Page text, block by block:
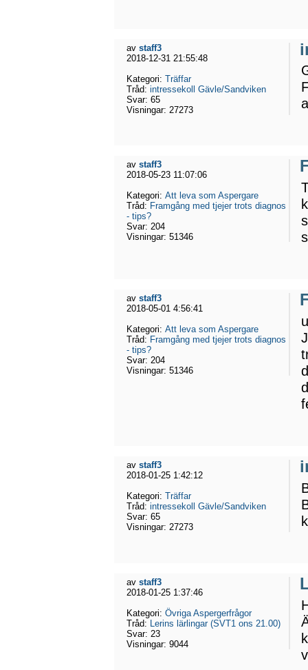
av staff3
2018-12-31 21:55:48
Kategori: Träffar
Tråd: intressekoll Gävle/Sandviken
Svar: 65
Visningar: 27273
av staff3
2018-05-23 11:07:06
Kategori: Att leva som Aspergare
Tråd: Framgång med tjejer trots diagnos
- tips?
Svar: 204
Visningar: 51346
av staff3
2018-05-01 4:56:41
Kategori: Att leva som Aspergare
Tråd: Framgång med tjejer trots diagnos
- tips?
Svar: 204
Visningar: 51346
av staff3
2018-01-25 1:42:12
Kategori: Träffar
Tråd: intressekoll Gävle/Sandviken
Svar: 65
Visningar: 27273
av staff3
2018-01-25 1:37:46
Kategori: Övriga Aspergerfrågor
Tråd:
Lerins lärlingar (SVT1 ons 21.00)
Svar: 23
Visningar: 9044